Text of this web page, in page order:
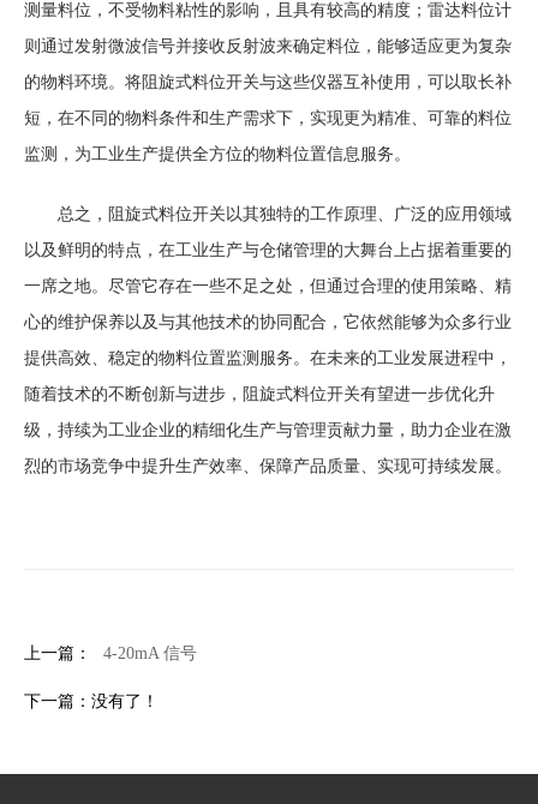
测量料位，不受物料粘性的影响，且具有较高的精度；雷达料位计
则通过发射微波信号并接收反射波来确定料位，能够适应更为复杂
的物料环境。将阻旋式料位开关与这些仪器互补使用，可以取长补
短，在不同的物料条件和生产需求下，实现更为精准、可靠的料位
监测，为工业生产提供全方位的物料位置信息服务。
总之，阻旋式料位开关以其独特的工作原理、广泛的应用领域
以及鲜明的特点，在工业生产与仓储管理的大舞台上占据着重要的
一席之地。尽管它存在一些不足之处，但通过合理的使用策略、精
心的维护保养以及与其他技术的协同配合，它依然能够为众多行业
提供高效、稳定的物料位置监测服务。在未来的工业发展进程中，
随着技术的不断创新与进步，阻旋式料位开关有望进一步优化升
级，持续为工业企业的精细化生产与管理贡献力量，助力企业在激
烈的市场竞争中提升生产效率、保障产品质量、实现可持续发展。
上一篇： 4-20mA 信号
下一篇：没有了！